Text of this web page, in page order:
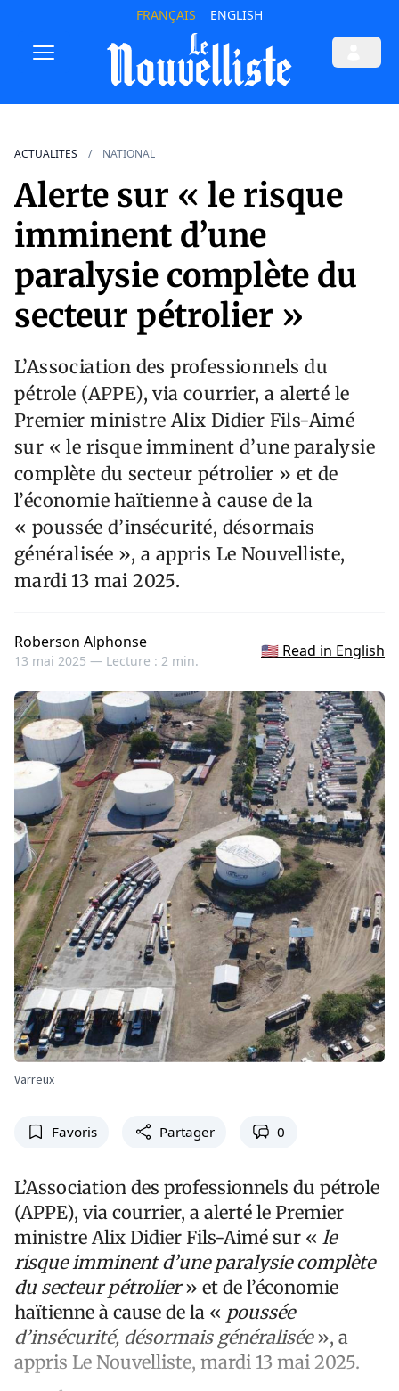
FRANÇAIS ENGLISH
ACTUALITES NATIONAL
Alerte sur « le risque
imminent d’une
paralysie complète du
secteur pétrolier »
L’Association des professionnels du
pétrole (APPE), via courrier, a alerté le
Premier ministre Alix Didier Fils-Aimé
sur « le risque imminent d’une paralysie
complète du secteur pétrolier » et de
l’économie haïtienne à cause de la
« poussée d’insécurité, désormais
généralisée », a appris Le Nouvelliste,
mardi 13 mai 2025.
Roberson Alphonse
13 mai 2025 — Lecture : 2 min.
🇺🇸 Read in English
Varreux
Favoris Partager 0
L’Association des professionnels du pétrole
(APPE), via courrier, a alerté le Premier
ministre Alix Didier Fils-Aimé sur « le
risque imminent d’une paralysie complète
du secteur pétrolier» et de l’économie
haïtienne à cause de la « poussée
d’insécurité, désormais généralisée», a
appris Le Nouvelliste, mardi 13 mai 2025.